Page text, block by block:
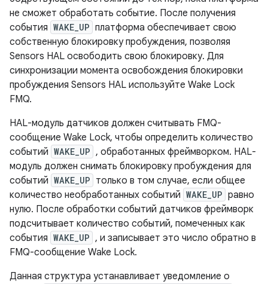
не сможет обработать событие. После получения
события WAKE_UP платформа обеспечивает свою
собственную блокировку пробуждения, позволяя
Sensors HAL освободить свою блокировку. Для
синхронизации момента освобождения блокировки
пробуждения Sensors HAL используйте Wake Lock
FMQ.
HAL-модуль датчиков должен считывать FMQ-
сообщение Wake Lock, чтобы определить количество
событий WAKE_UP , обработанных фреймворком. HAL-
модуль должен снимать блокировку пробуждения для
событий WAKE_UP только в том случае, если общее
количество необработанных событий WAKE_UP равно
нулю. После обработки событий датчиков фреймворк
подсчитывает количество событий, помеченных как
события WAKE_UP , и записывает это число обратно в
FMQ-сообщение Wake Lock.
Данная структура устанавливает уведомление о